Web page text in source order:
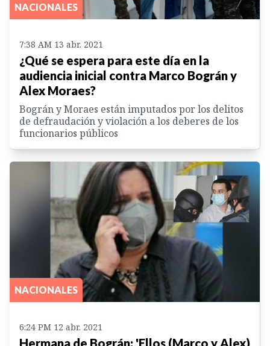
NACIONALES
7:38 AM 13 abr. 2021
¿Qué se espera para este día en la
audiencia inicial contra Marco Bográn y
Alex Moraes?
Bográn y Moraes están imputados por los delitos
de defraudación y violación a los deberes de los
funcionarios públicos
NACIONALES
6:24 PM 12 abr. 2021